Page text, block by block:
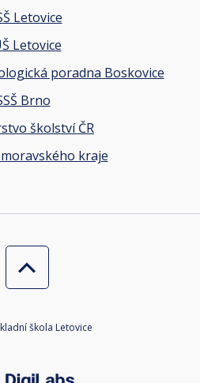
Letovice
Letovice
poradna Boskovice
Brno
školství ČR
kraje
škola Letovice